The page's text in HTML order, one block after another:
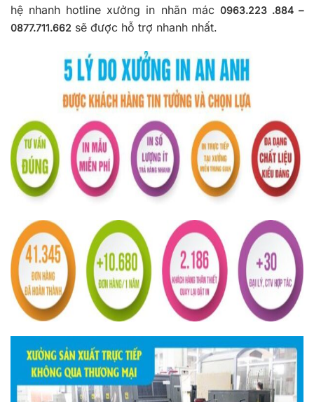
hệ nhanh hotline xưởng in nhãn mác 0963.223 .884 –
0877.711.662 sẽ được hỗ trợ nhanh nhất.